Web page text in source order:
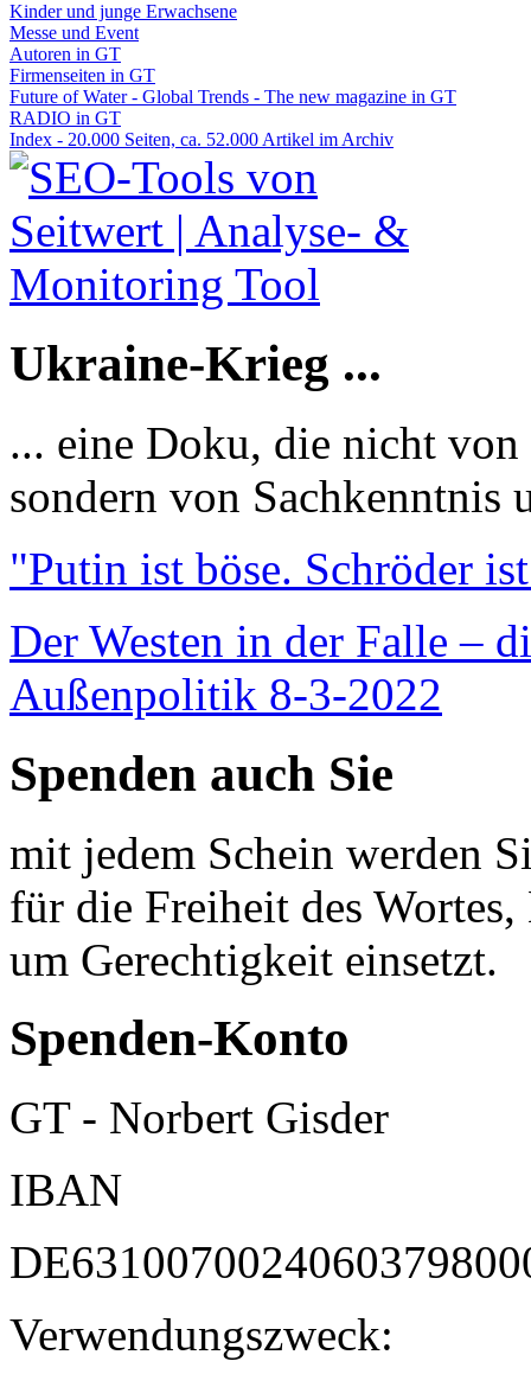
Kinder und junge Erwachsene
Messe und Event
Autoren in GT
Firmenseiten in GT
Future of Water - Global Trends - The new magazine in GT
RADIO in GT
Index - 20.000 Seiten, ca. 52.000 Artikel im Archiv
Ukraine-Krieg ...
... eine Doku, die nicht
sondern von Sachkenntnis
"Putin ist böse. Schröder
Der Westen in der Falle –
Außenpolitik 8-3-2022
Spenden auch Sie
mit jedem Schein werden
für die Freiheit des
um Gerechtigkeit einsetzt.
Spenden-Konto
GT - Norbert Gisder
IBAN
Verwendungszweck: